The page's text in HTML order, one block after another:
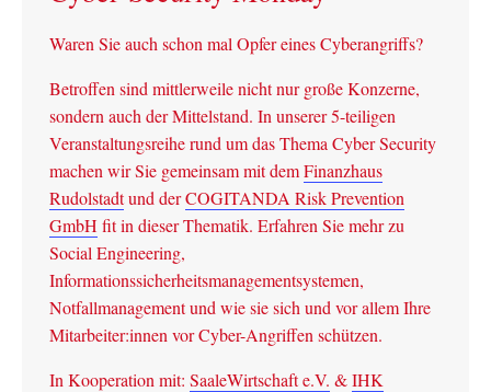
Waren Sie auch schon mal Opfer eines Cyberangriffs?
Betroffen sind mittlerweile nicht nur große Konzerne,
sondern auch der Mittelstand. In unserer 5-teiligen
Veranstaltungsreihe rund um das Thema Cyber Security
machen wir Sie gemeinsam mit demFinanzhaus
Rudolstadtund derCOGITANDA Risk Prevention
GmbH fit in dieser Thematik. Erfahren Sie mehr zu
Social Engineering,
Informationssicherheitsmanagementsystemen,
Notfallmanagement und wie sie sich und vor allem Ihre
Mitarbeiter:innen vor Cyber-Angriffen schützen.
In Kooperation mit: SaaleWirtschaft e.V. &IHK